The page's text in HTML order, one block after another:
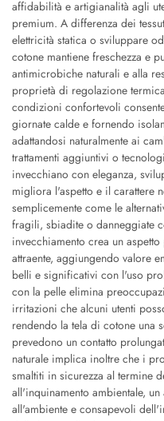
affidabilità e artigianalità agli
premium. A differenza dei
elettricità statica o sviluppare
cotone mantiene freschezza e
antimicrobiche naturali e alla
proprietà di regolazione
condizioni confortevoli
giornate calde e fornendo
adattandosi naturalmente ai
trattamenti aggiuntivi o
invecchiano con eleganza,
migliora l'aspetto e il carattere
semplicemente come le
fragili, sbiadite o danneggiate
invecchiamento crea un
attraente, aggiungendo valore
belli e significativi con l'uso
con la pelle elimina
irritazioni che alcuni utenti
rendendo la tela di cotone una
prevedono un contatto
naturale implica inoltre che i
smaltiti in sicurezza al termine
all'inquinamento ambientale, un
all'ambiente e consapevoli